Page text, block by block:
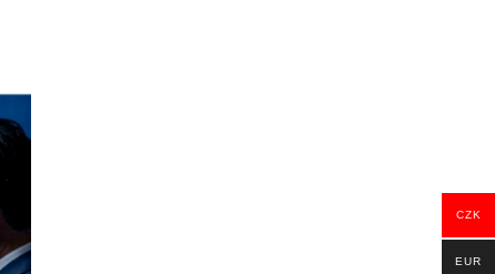
CZK
EUR